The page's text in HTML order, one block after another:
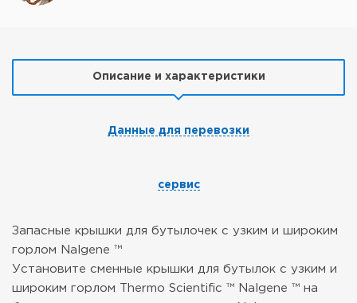
Описание и характеристики
Данные для перевозки
сервис
Запасные крышки для бутылочек с узким и широким
горлом Nalgene ™
Установите сменные крышки для бутылок с узким и
широким горлом Thermo Scientific ™ Nalgene ™ на